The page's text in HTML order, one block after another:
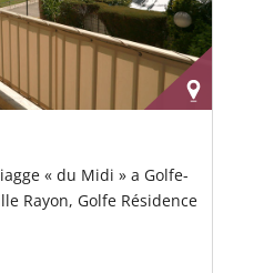
« du Midi » a Golfe-
Rayon, Golfe Résidence